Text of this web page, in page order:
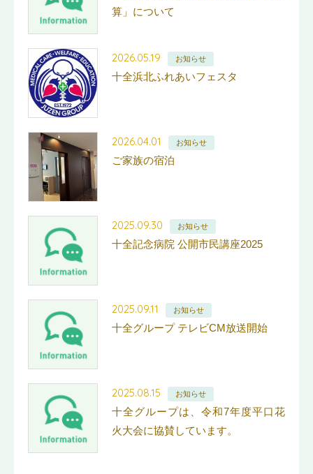
算」について
2026.05.19 お知らせ
十全浜北ふれあいフェスタ
2026.04.01 お知らせ
ご家族の宿泊
2025.09.30 お知らせ
十全記念病院 公開市民講座2025
2025.09.11 お知らせ
十全グループ テレビCM放送開始
2025.08.15 お知らせ
十全グループは、令和7年度平口花
火大会に協賛しています。